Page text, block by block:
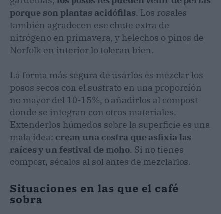
porque son plantas acidófilas. Los rosales
también agradecen ese chute extra de
nitrógeno en primavera, y helechos o pinos de
Norfolk en interior lo toleran bien.
La forma más segura de usarlos es mezclar los
posos secos con el sustrato en una proporción
no mayor del 10-15%, o añadirlos al compost
donde se integran con otros materiales.
Extenderlos húmedos sobre la superficie es una
mala idea: crean una costra que asfixia las
raíces y un festival de moho. Si no tienes
compost, sécalos al sol antes de mezclarlos.
Situaciones en las que el café
sobra